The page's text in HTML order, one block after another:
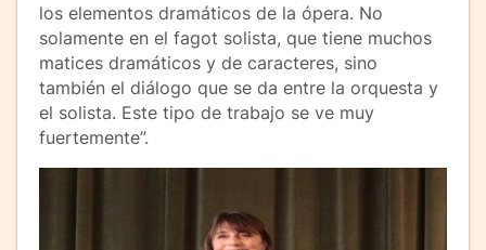
los elementos dramáticos de la ópera. No
solamente en el fagot solista, que tiene muchos
matices dramáticos y de caracteres, sino
también el diálogo que se da entre la orquesta y
el solista. Este tipo de trabajo se ve muy
fuertemente”.